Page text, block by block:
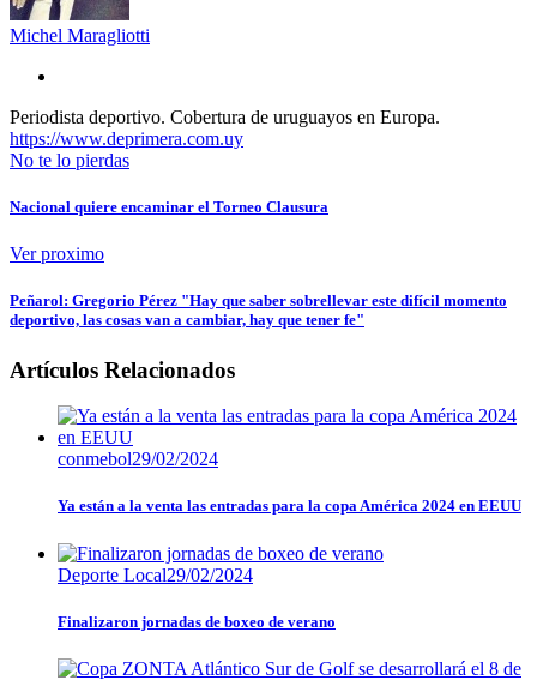
Michel Maragliotti
Periodista deportivo. Cobertura de uruguayos en Europa.
https://www.deprimera.com.uy
No te lo pierdas
Nacional quiere encaminar el Torneo Clausura
Ver proximo
Peñarol: Gregorio Pérez "Hay que saber sobrellevar este difícil momento
deportivo, las cosas van a cambiar, hay que tener fe"
Artículos Relacionados
conmebol29/02/2024
Ya están a la venta las entradas para la copa América 2024 en EEUU
Deporte Local29/02/2024
Finalizaron jornadas de boxeo de verano